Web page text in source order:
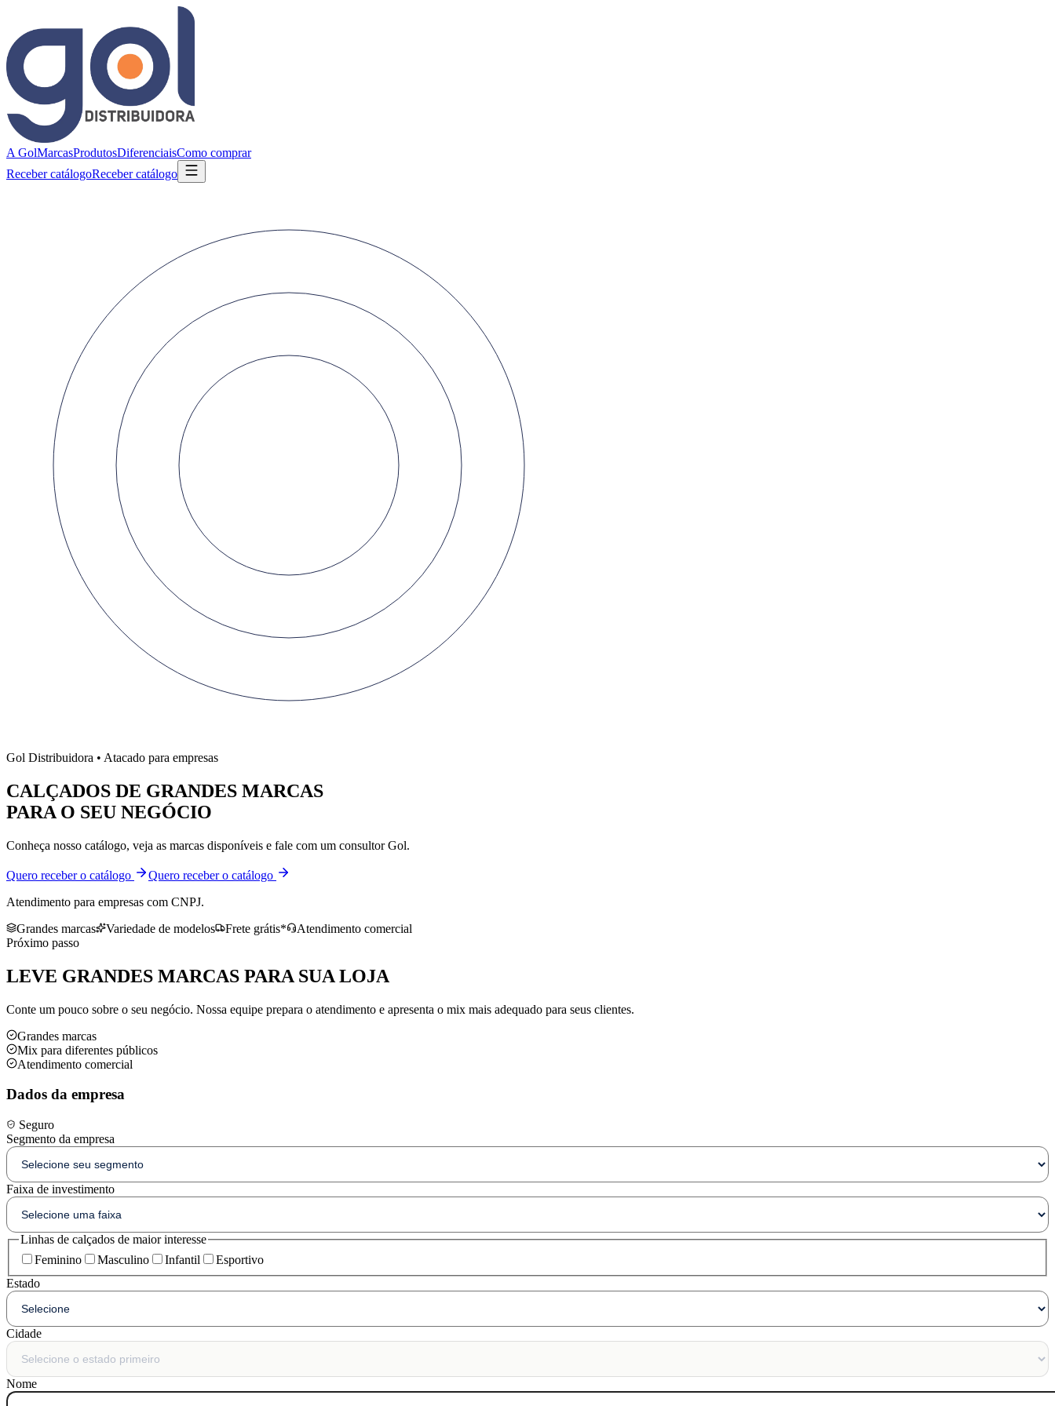
A GolMarcasProdutosDiferenciaisComo comprar
Receber catálogoReceber catálogo
Gol Distribuidora • Atacado para empresas
CALÇADOS DE GRANDES MARCAS
PARA O SEU NEGÓCIO
Conheça nosso catálogo, veja as marcas disponíveis e fale com um consultor Gol.
Quero receber o catálogo
Quero receber o catálogo
Atendimento para empresas com CNPJ.
Grandes marcas
Variedade de modelos Frete grátis*
Atendimento comercial
Próximo passo
LEVE GRANDES MARCAS PARA SUA LOJA
Conte um pouco sobre o seu negócio. Nossa equipe prepara o atendimento e apresenta o mix mais adequado para seus clientes.
Grandes marcas
Mix para diferentes públicos
Atendimento comercial
Dados da empresa
Seguro
Segmento da empresa
Faixa de investimento
Linhas de calçados de maior interesse
Feminino
Masculino Infantil
Esportivo
Estado
Cidade
Nome